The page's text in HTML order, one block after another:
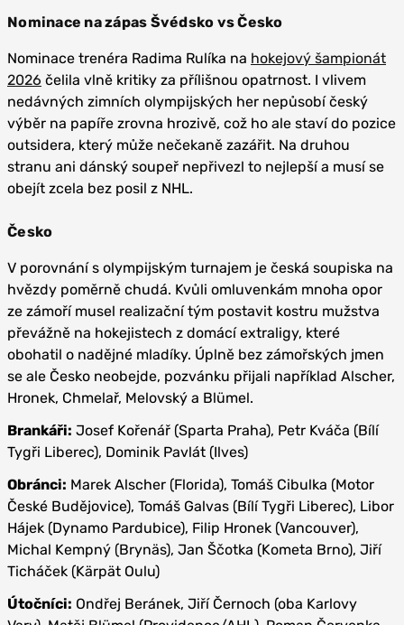
Nominace na zápas Švédsko vs Česko
Nominace trenéra Radima Rulíka na hokejový šampionát
2026 čelila vlně kritiky za přílišnou opatrnost. I vlivem
nedávných zimních olympijských her nepůsobí český
výběr na papíře zrovna hrozivě, což ho ale staví do pozice
outsidera, který může nečekaně zazářit. Na druhou
stranu ani dánský soupeř nepřivezl to nejlepší a musí se
obejít zcela bez posil z NHL.
Česko
V porovnání s olympijským turnajem je česká soupiska na
hvězdy poměrně chudá. Kvůli omluvenkám mnoha opor
ze zámoří musel realizační tým postavit kostru mužstva
převážně na hokejistech z domácí extraligy, které
obohatil o nadějné mladíky. Úplně bez zámořských jmen
se ale Česko neobejde, pozvánku přijali například Alscher,
Hronek, Chmelař, Melovský a Blümel.
Brankáři: Josef Kořenář (Sparta Praha), Petr Kváča (Bílí
Tygři Liberec), Dominik Pavlát (Ilves)
Obránci: Marek Alscher (Florida), Tomáš Cibulka (Motor
České Budějovice), Tomáš Galvas (Bílí Tygři Liberec), Libor
Hájek (Dynamo Pardubice), Filip Hronek (Vancouver),
Michal Kempný (Brynäs), Jan Ščotka (Kometa Brno), Jiří
Ticháček (Kärpät Oulu)
Útočníci: Ondřej Beránek, Jiří Černoch (oba Karlovy